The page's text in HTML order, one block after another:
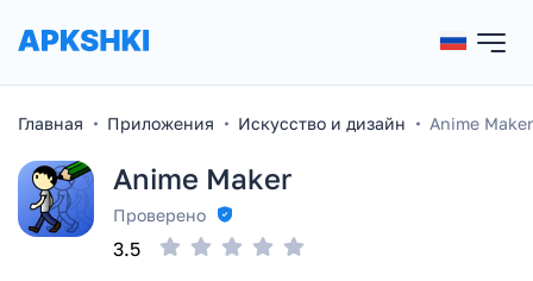
Главная Приложения Искусство и дизайн Anime Maker
Anime Maker
Проверено
3.5